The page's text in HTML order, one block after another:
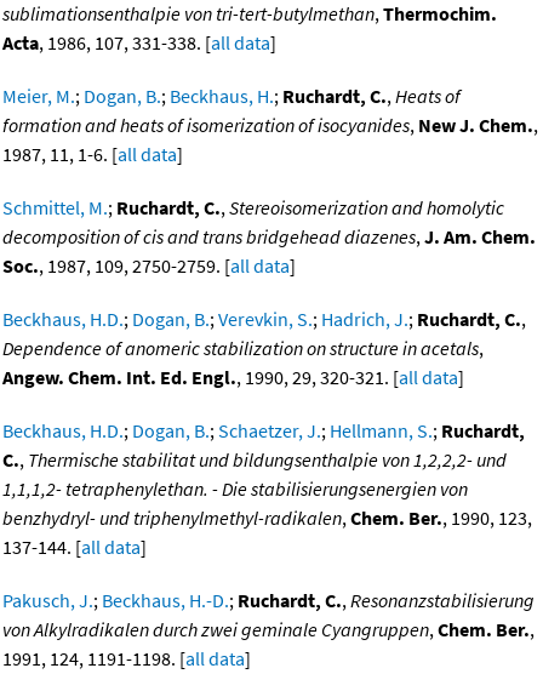
sublimationsenthalpie von tri-tert-butylmethan,Thermochim.
Acta, 1986, 107, 331-338. [all data]
Meier, M.; Dogan, B.; Beckhaus, H.; Ruchardt, C.,Heats of
formation and heats of isomerization of isocyanides, New J. Chem.,
1987, 11, 1-6. [all data]
Schmittel, M.; Ruchardt, C.,Stereoisomerization and homolytic
decomposition of cis and trans bridgehead diazenes,J. Am. Chem.
Soc., 1987, 109, 2750-2759. [all data]
Beckhaus, H.D.; Dogan, B.;Verevkin, S.; Hadrich, J.; Ruchardt, C.,
Dependence of anomeric stabilization on structure in acetals,
Angew. Chem. Int. Ed. Engl., 1990, 29, 320-321. [all data]
Beckhaus, H.D.; Dogan, B.;Schaetzer, J.; Hellmann, S.; Ruchardt,
C., Thermische stabilitat und bildungsenthalpie von 1,2,2,2- und
1,1,1,2- tetraphenylethan. - Die stabilisierungsenergien von
benzhydryl- und triphenylmethyl-radikalen,Chem. Ber., 1990, 123,
137-144. [all data]
Pakusch, J.; Beckhaus, H.-D.; Ruchardt, C.,Resonanzstabilisierung
von Alkylradikalen durch zwei geminale Cyangruppen,Chem. Ber.,
1991, 124, 1191-1198. [all data]